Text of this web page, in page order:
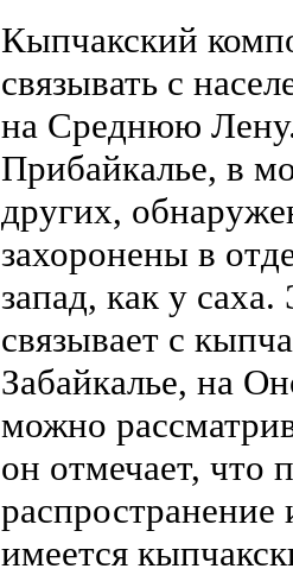
Кыпчакский
связывать с
на Среднюю
Прибайкалье, в
других,
захоронены в
запад, как у
связывает с
Забайкалье, на
можно
он отмечает, что
распространение
имеется